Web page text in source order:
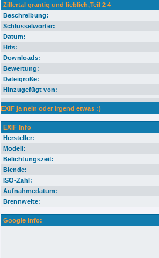
Zillertal grantig und lieblich,Teil 2 4
Beschreibung:
Schlüsselwörter:
Datum:
Hits:
Downloads:
Bewertung:
Dateigröße:
Hinzugefügt von:
EXIF ja nein oder irgend etwas :)
EXIF Info
Hersteller:
Modell:
Belichtungszeit:
Blende:
ISO-Zahl:
Aufnahmedatum:
Brennweite:
Google Info: